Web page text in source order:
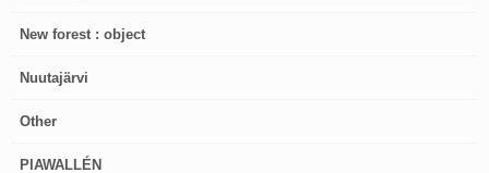
New forest : object
Nuutajärvi
Other
PIAWALLÉN